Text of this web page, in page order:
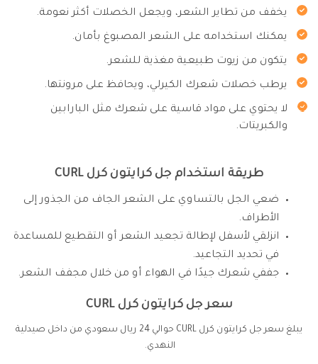
يخفف من تطاير الشعر، ويجعل الخصلات أكثر نعومة.
يمكنك استخدامه على الشعر المصبوغ بأمان.
يتكون من زيوت طبيعية مغذية للشعر.
يرطب خصلات شعرك الكيرلي، ويحافظ على مرونتها.
لا يحتوي على مواد قاسية على شعرك مثل البارابين
والكبريتات.
طريقة استخدام جل كرايتون كرل CURL
ضعي الجل بالتساوي على الشعر الجاف من الجذور إلى
الأطراف.
انزلقي لأسفل لإطالة تجعيد الشعر أو التقطيع للمساعدة
في تحديد التجاعيد.
جففي شعرك جيدًا في الهواء أو من خلال مجفف الشعر.
سعر جل كرايتون كرل CURL
يبلغ سعر جل كرايتون كرل CURL حوالي 24 ريال سعودي من داخل صيدلية
النهدي.